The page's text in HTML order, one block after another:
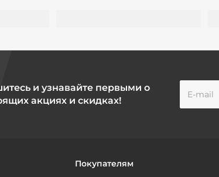
и узнавайте первыми о
акциях и скидках!
Покупателям